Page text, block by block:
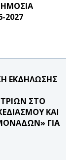
2027
ΕΚΔΗΛΩΣΗΣ
ΣΤΟ
ΚΑΙ
ΓΙΑ